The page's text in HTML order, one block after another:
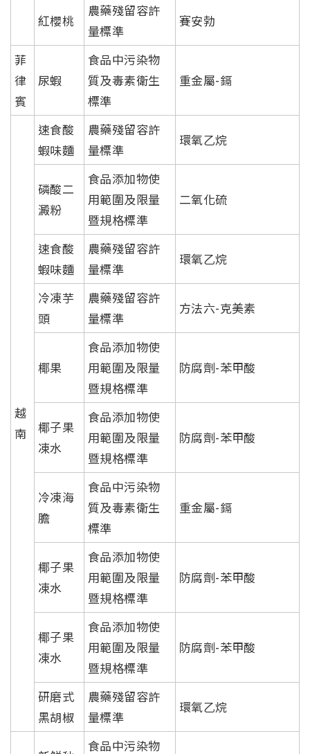
紅櫻桃
農藥殘留容許
量標準
賽安勃
菲
律
賓
尿蝦
食品中污染物
質及毒素衛生
標準
重金屬-鎘
越
南
速食酸
蝦味麵
農藥殘留容許
量標準
環氧乙烷
磷酸二
澱粉
食品添加物使
用範圍及限量
暨規格標準
二氧化硫
速食酸
蝦味麵
農藥殘留容許
量標準
環氧乙烷
冷凍芋
頭
農藥殘留容許
量標準
方法六-克美素
椰果
食品添加物使
用範圍及限量
暨規格標準
防腐劑-苯甲酸
椰子果
凍水
食品添加物使
用範圍及限量
暨規格標準
防腐劑-苯甲酸
冷凍海
膽
食品中污染物
質及毒素衛生
標準
重金屬-鎘
椰子果
凍水
食品添加物使
用範圍及限量
暨規格標準
防腐劑-苯甲酸
椰子果
凍水
食品添加物使
用範圍及限量
暨規格標準
防腐劑-苯甲酸
研磨式
黑胡椒
農藥殘留容許
量標準
環氧乙烷
食品中污染物